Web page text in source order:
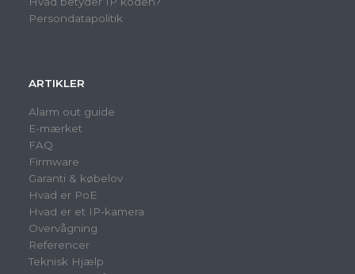
Persondatapolitik
ARTIKLER
Alarm out guide
E-mærket
FAQ
Firmware
Garanti & købelov
Hvad er PoE
Hvad er et IP-kamera
Overvågning
Referencer
Teknisk Hjælp